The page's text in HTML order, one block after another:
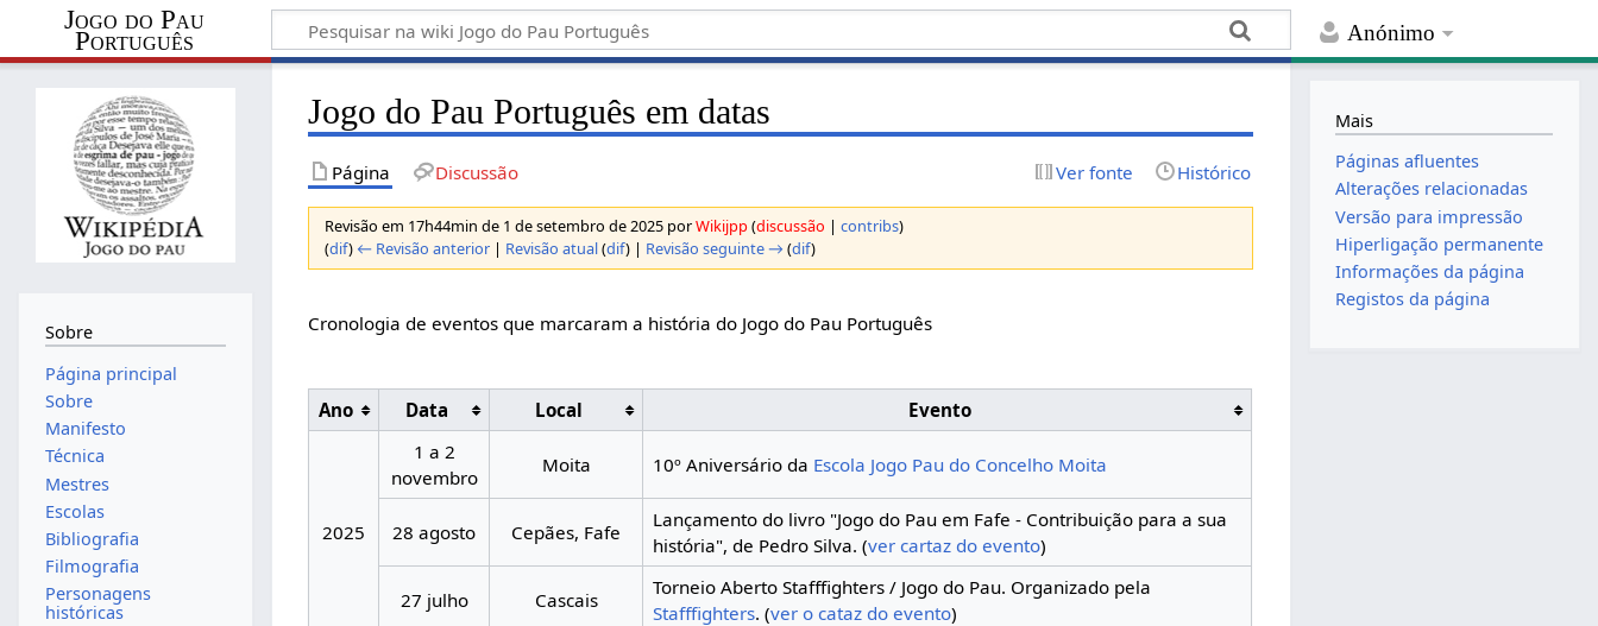
Anónimo
Jogo do Pau
Português
Jogo do Pau Português em datas
Página Discussão Ver fonte Histórico
Revisão em 17h44min de 1 de setembro de 2025 porWikijpp(discussão |contribs)
(dif) ← Revisão anterior | Revisão atual(dif) | Revisão seguinte → (dif)
Cronologia de eventos que marcaram a história do Jogo do Pau Português
Ano Data Local Evento
2025
1 a 2
novembro
Moita 10º Aniversário da Escola Jogo Pau do Concelho Moita
28 agosto Cepães, Fafe
Lançamento do livro "Jogo do Pau em Fafe - Contribuição para a sua
história", de Pedro Silva. (ver cartaz do evento)
27 julho Cascais
Torneio Aberto Stafffighters / Jogo do Pau. Organizado pela
Stafffighters. (ver o cataz do evento)
Sobre
Página principal
Sobre
Manifesto
Técnica
Mestres
Escolas
Bibliografia
Filmografia
Personagens
históricas
Mais
Páginas afluentes
Alterações relacionadas
Versão para impressão
Hiperligação permanente
Informações da página
Registos da página